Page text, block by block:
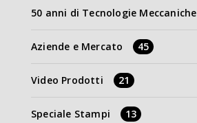
50 anni di Tecnologie Meccaniche
Aziende e Mercato 45
Video Prodotti 21
Speciale Stampi 13